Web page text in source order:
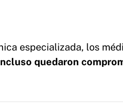
especializada, los
quedaron